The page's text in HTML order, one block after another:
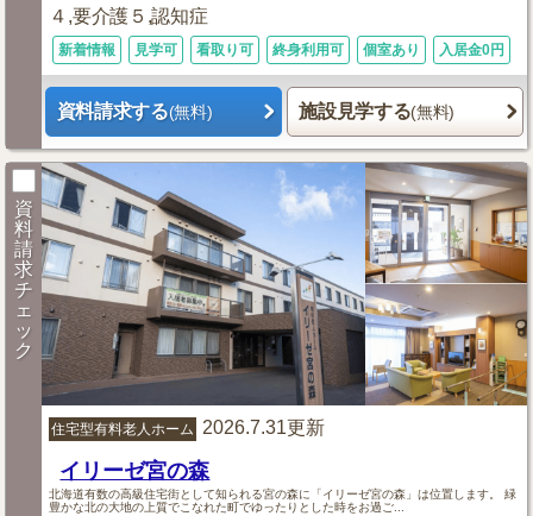
４,要介護５,認知症
新着情報 見学可 看取り可 終身利用可 個室あり 入居金0円
資料請求する(無料) 施設見学する(無料)
資
料
請
求
チ
ェ
ッ
ク
住宅型有料老人ホーム 2026.7.31更新
イリーゼ宮の森
北海道有数の高級住宅街として知られる宮の森に「イリーゼ宮の森」は位置します。 緑
豊かな北の大地の上質でこなれた町でゆったりとした時をお過ご...